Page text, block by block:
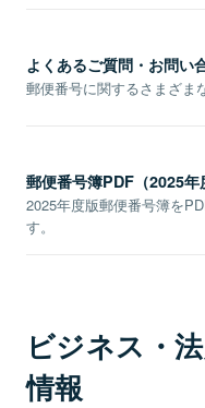
よくあるご質問・お問い
郵便番号に関するさまざま
郵便番号簿PDF（2025年
2025年度版郵便番号簿を
す。
ビジネス・
情報